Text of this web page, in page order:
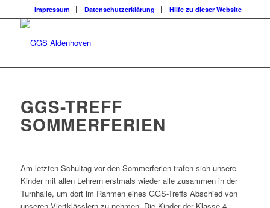
Impressum Datenschutzerklärung Hilfe zu dieser Website
GGS-TREFF
SOMMERFERIEN
Am letzten Schultag vor den Sommerferien trafen sich unsere
Kinder mit allen Lehrern erstmals wieder alle zusammen in der
Turnhalle, um dort im Rahmen eines GGS-Treffs Abschied von